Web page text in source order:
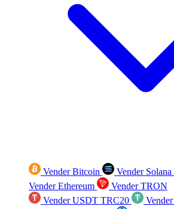
Vender Bitcoin Vender Solana
Vender Ethereum
Vender TRON
Vender USDT TRC20